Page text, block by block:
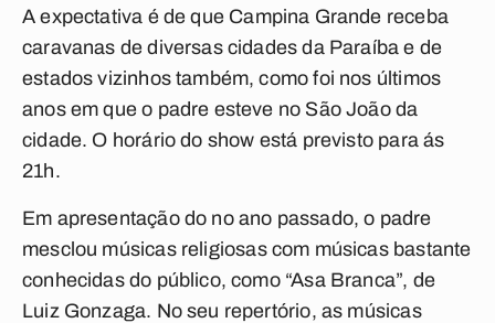
A expectativa é de que Campina Grande receba
caravanas de diversas cidades da Paraíba e de
estados vizinhos também, como foi nos últimos
anos em que o padre esteve no São João da
cidade. O horário do show está previsto para ás
21h.
Em apresentação do no ano passado, o padre
mesclou músicas religiosascom músicas bastante
conhecidas do público, como “Asa Branca”, de
Luiz Gonzaga. No seu repertório, as músicas